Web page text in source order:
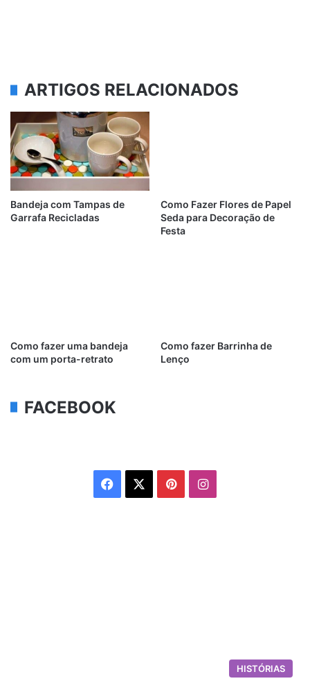
ARTIGOS RELACIONADOS
Bandeja com Tampas de
Garrafa Recicladas
Como Fazer Flores de Papel
Seda para Decoração de
Festa
Como fazer uma bandeja
com um porta-retrato
Como fazer Barrinha de
Lenço
FACEBOOK
Facebook PinterestInstagram
HISTÓRIAS